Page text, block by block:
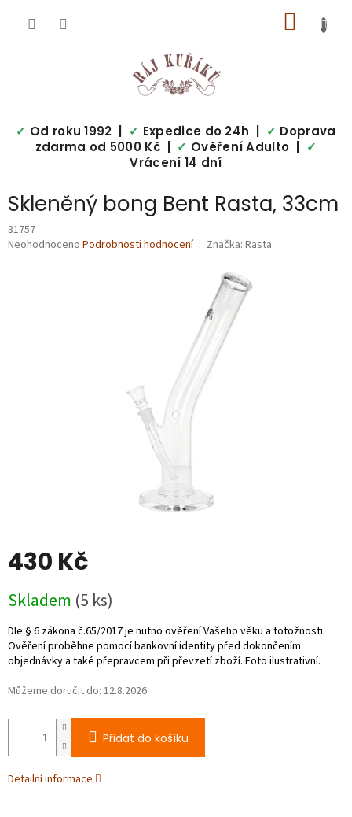
KOŠÍK
✓ Od roku 1992 | ✓ Expedice do 24h | ✓ Doprava
zdarma od 5000 Kč | ✓ Ověření Adulto |
✓
Vrácení 14 dní
Skleněný bong Bent Rasta, 33cm
31757
Průměrné
Neohodnoceno Podrobnosti hodnocení Značka: Rasta
430 Kč
cena:
Skladem (5 ks)
Můžeme doručit do: 12.8.2026
Přidat do košíku
Detailní informace